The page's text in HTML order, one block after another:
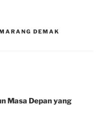
DEMAK
Masa Depan yang